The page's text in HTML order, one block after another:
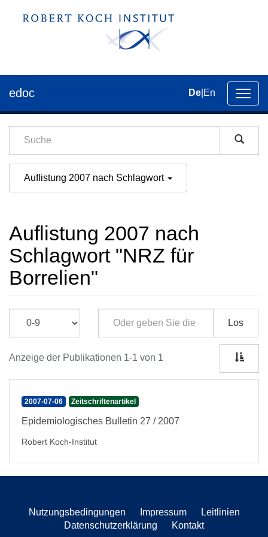
der
edoc De En
Auflistung 2007 nach Schlagwort
Auflistung 2007 nach
Schlagwort "NRZ für
Borrelien"
Los
Anzeige der Publikationen 1-1 von 1
2007-07-06 Zeitschriftenartikel
Epidemiologisches Bulletin 27 / 2007
Robert Koch-Institut
Nutzungsbedingungen Impressum
Leitlinien
Datenschutzerklärung
Kontakt